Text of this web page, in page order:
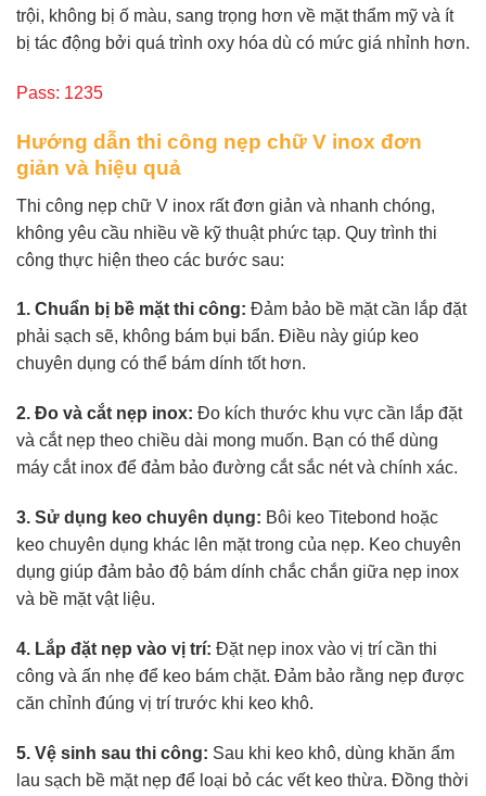
trội, không bị ố màu, sang trọng hơn về mặt thẩm mỹ và ít
bị tác động bởi quá trình oxy hóa dù có mức giá nhỉnh hơn.
Pass: 1235
Hướng dẫn thi công nẹp chữ V inox đơn
giản và hiệu quả
Thi công nẹp chữ V inox rất đơn giản và nhanh chóng,
không yêu cầu nhiều về kỹ thuật phức tạp. Quy trình thi
công thực hiện theo các bước sau:
1. Chuẩn bị bề mặt thi công: Đảm bảo bề mặt cần lắp đặt
phải sạch sẽ, không bám bụi bẩn. Điều này giúp keo
chuyên dụng có thể bám dính tốt hơn.
2. Đo và cắt nẹp inox: Đo kích thước khu vực cần lắp đặt
và cắt nẹp theo chiều dài mong muốn. Bạn có thể dùng
máy cắt inox để đảm bảo đường cắt sắc nét và chính xác.
3. Sử dụng keo chuyên dụng: Bôi keo Titebond hoặc
keo chuyên dụng khác lên mặt trong của nẹp. Keo chuyên
dụng giúp đảm bảo độ bám dính chắc chắn giữa nẹp inox
và bề mặt vật liệu.
4. Lắp đặt nẹp vào vị trí: Đặt nẹp inox vào vị trí cần thi
công và ấn nhẹ để keo bám chặt. Đảm bảo rằng nẹp được
căn chỉnh đúng vị trí trước khi keo khô.
5. Vệ sinh sau thi công: Sau khi keo khô, dùng khăn ẩm
lau sạch bề mặt nẹp để loại bỏ các vết keo thừa. Đồng thời